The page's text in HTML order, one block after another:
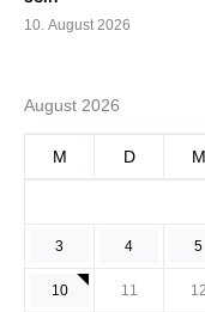
10. August 2026
August 2026
M D M
3 4 5
10 11 12